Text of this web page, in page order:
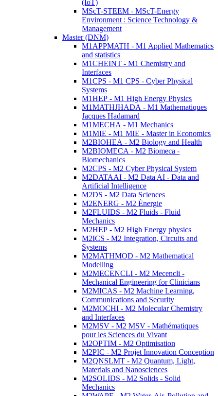
(IoT)
MScT-STEEM - MScT-Energy
Environment : Science Technology &
Management
Master (DNM)
M1APPMATH - M1 Applied Mathematics
and statistics
M1CHEINT - M1 Chemistry and
Interfaces
M1CPS - M1 CPS - Cyber Physical
Systems
M1HEP - M1 High Energy Physics
M1MATHJHADA - M1 Mathematiques
Jacques Hadamard
M1MECHA - M1 Mechanics
M1MIE - M1 MIE - Master in Economics
M2BIOHEA - M2 Biology and Health
M2BIOMECA - M2 Biomeca -
Biomechanics
M2CPS - M2 Cyber Physical System
M2DATAAI - M2 Data AI - Data and
Artificial Intelligence
M2DS - M2 Data Sciences
M2ENERG - M2 Énergie
M2FLUIDS - M2 Fluids - Fluid
Mechanics
M2HEP - M2 High Energy physics
M2ICS - M2 Integration, Circuits and
Systems
M2MATHMOD - M2 Mathematical
Modelling
M2MECENCLI - M2 Mecencli -
Mechanical Engineering for Clinicians
M2MICAS - M2 Machine Learning,
Communications and Security
M2MOCHI - M2 Molecular Chemistry
and Interfaces
M2MSV - M2 MSV - Mathématiques
pour les Sciences du Vivant
M2OPTIM - M2 Optimisation
M2PIC - M2 Projet Innovation Conception
M2QNSLMT - M2 Quantum, Light,
Materials and Nanosciences
M2SOLIDS - M2 Solids - Solid
Mechanics